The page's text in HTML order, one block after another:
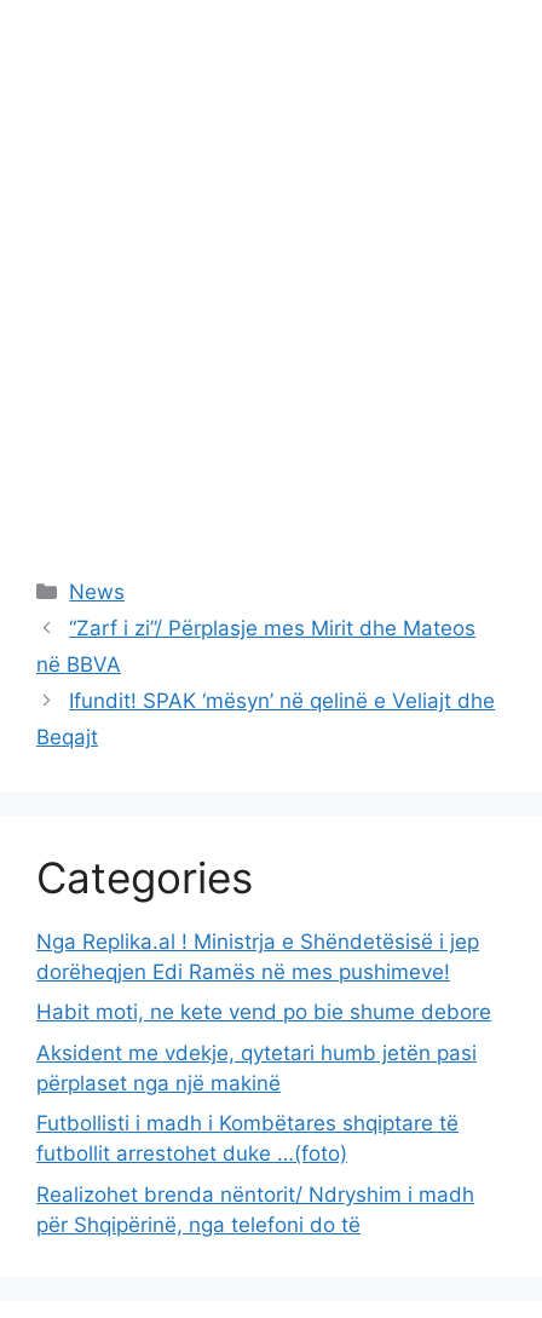
Categories
News
“Zarf i zi”/ Përplasje mes Mirit dhe Mateos
në BBVA
Ifundit! SPAK ‘mësyn’ në qelinë e Veliajt dhe
Beqajt
Categories
Nga Replika.al ! Ministrja e Shëndetësisë i jep
dorëheqjen Edi Ramës në mes pushimeve!
Habit moti, ne kete vend po bie shume debore
Aksident me vdekje, qytetari humb jetën pasi
përplaset nga një makinë
Futbollisti i madh i Kombëtares shqiptare të
futbollit arrestohet duke …(foto)
Realizohet brenda nëntorit/ Ndryshim i madh
për Shqipërinë, nga telefoni do të